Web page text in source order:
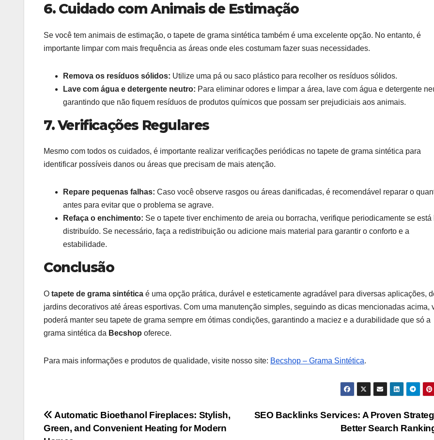
6. Cuidado com Animais de Estimação
Se você tem animais de estimação, o tapete de grama sintética também é uma excelente opção. No entanto, é
importante limpar com mais frequência as áreas onde eles costumam fazer suas necessidades.
Remova os resíduos sólidos: Utilize uma pá ou saco plástico para recolher os resíduos sólidos.
Lave com água e detergente neutro: Para eliminar odores e limpar a área, lave com água e detergente
garantindo que não fiquem resíduos de produtos químicos que possam ser prejudiciais aos animais.
7. Verificações Regulares
Mesmo com todos os cuidados, é importante realizar verificações periódicas no tapete de grama sintética para
identificar possíveis danos ou áreas que precisam de mais atenção.
Repare pequenas falhas: Caso você observe rasgos ou áreas danificadas, é recomendável reparar o
antes para evitar que o problema se agrave.
Refaça o enchimento: Se o tapete tiver enchimento de areia ou borracha, verifique periodicamente se está
distribuído. Se necessário, faça a redistribuição ou adicione mais material para garantir o conforto e a
estabilidade.
Conclusão
O tapete de grama sintética é uma opção prática, durável e esteticamente agradável para diversas aplicações,
jardins decorativos até áreas esportivas. Com uma manutenção simples, seguindo as dicas mencionadas acima,
poderá manter seu tapete de grama sempre em ótimas condições, garantindo a maciez e a durabilidade que só a
grama sintética da Becshop oferece.
Para mais informações e produtos de qualidade, visite nosso site: Becshop – Grama Sintética.
Post
SEO Backlinks Services: A Proven
Better Search
Automatic Bioethanol Fireplaces: Stylish,
Green, and Convenient Heating for Modern